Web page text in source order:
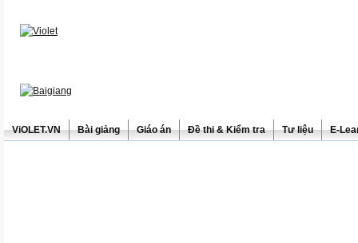
ViOLET.VN Bài giảng Giáo án Đề thi & Kiểm tra Tư liệu E-